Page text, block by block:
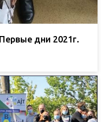
дни 2021г.